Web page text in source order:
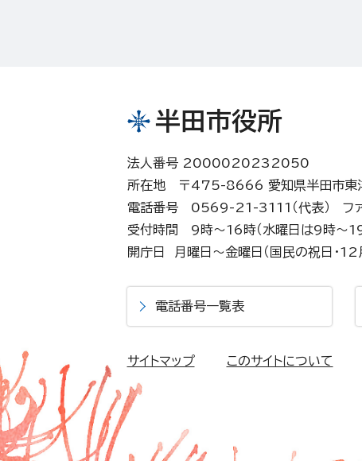
半田市役所
法人番号 2000020232050
所在地 〒475-8666 愛知県半田市東
電話番号 0569-21-3111（代表） フ
受付時間 9時～16時（水曜日は9時～19
開庁日 月曜日～金曜日（国民の祝日・
電話番号一覧表
サイトマップ このサイトについて